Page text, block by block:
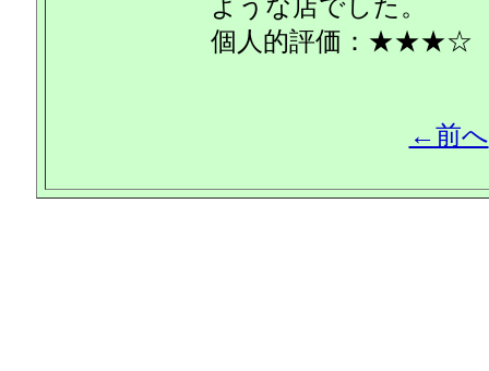
ような店でした。
個人的評価：★★★☆
←前へ